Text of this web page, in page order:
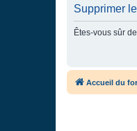
Supprimer
Êtes-vous sûr
Accueil du